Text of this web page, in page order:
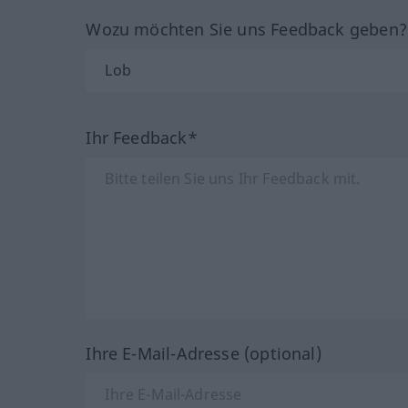
Wozu möchten Sie uns Feedback
Ihr Feedback*
Ihre E-Mail-Adresse (optional)